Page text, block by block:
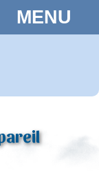
MENU